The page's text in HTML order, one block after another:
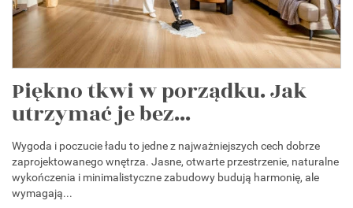
Piękno tkwi w porządku. Jak
utrzymać je bez...
Wygoda i poczucie ładu to jedne z najważniejszych cech dobrze
zaprojektowanego wnętrza. Jasne, otwarte przestrzenie, naturalne
wykończenia i minimalistyczne zabudowy budują harmonię, ale
wymagają...